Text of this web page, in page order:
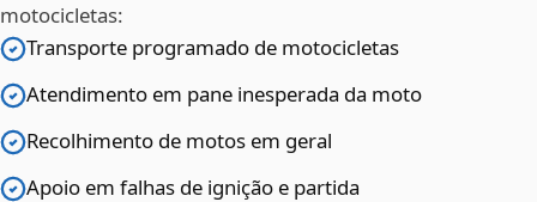
motocicletas:
Transporte programado de motocicletas
Atendimento em pane inesperada da moto
Recolhimento de motos em geral
Apoio em falhas de ignição e partida